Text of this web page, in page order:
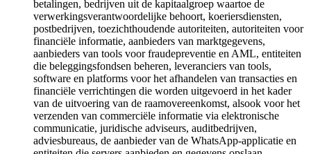
betalingen, bedrijven uit de kapitaalgroep waartoe de
verwerkingsverantwoordelijke behoort, koeriersdiensten,
postbedrijven, toezichthoudende autoriteiten, autoriteiten voor
financiële informatie, aanbieders van marktgegevens,
aanbieders van tools voor fraudepreventie en AML, entiteiten
die beleggingsfondsen beheren, leveranciers van tools,
software en platforms voor het afhandelen van transacties en
financiële verrichtingen die worden uitgevoerd in het kader
van de uitvoering van de raamovereenkomst, alsook voor het
verzenden van commerciële informatie via elektronische
communicatie, juridische adviseurs, auditbedrijven,
adviesbureaus, de aanbieder van de WhatsApp-applicatie en